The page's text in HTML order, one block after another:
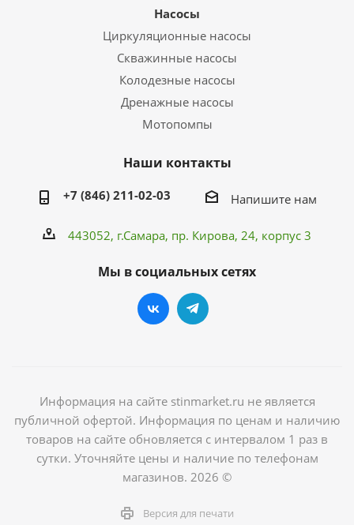
Насосы
Циркуляционные насосы
Скважинные насосы
Колодезные насосы
Дренажные насосы
Мотопомпы
Наши контакты
+7 (846) 211-02-03 Напишите нам
443052, г.Самара, пр. Кирова, 24, корпус 3
Мы в социальных сетях
Информация на сайте stinmarket.ru не является
публичной офертой. Информация по ценам и наличию
товаров на сайте обновляется с интервалом 1 раз в
сутки. Уточняйте цены и наличие по телефонам
магазинов. 2026 ©
Версия для печати